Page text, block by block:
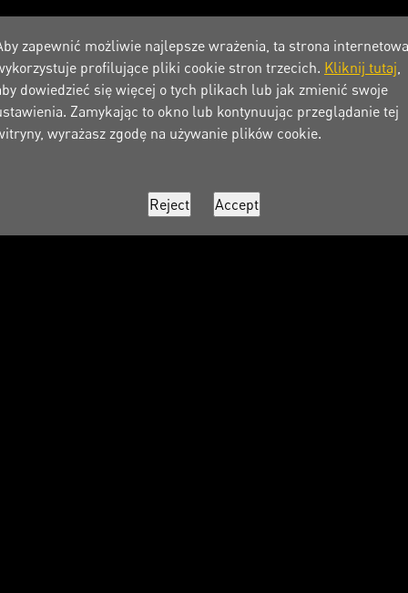
zapewnić możliwie najlepsze wrażenia, ta strona internetowa
profilujące pliki cookie stron trzecich. Kliknij tutaj
dowiedzieć się więcej o tych plikach lub jak zmienić swoje
Zamykając to okno lub kontynuując przeglądanie tej
wyrażasz zgodę na używanie plików cookie.